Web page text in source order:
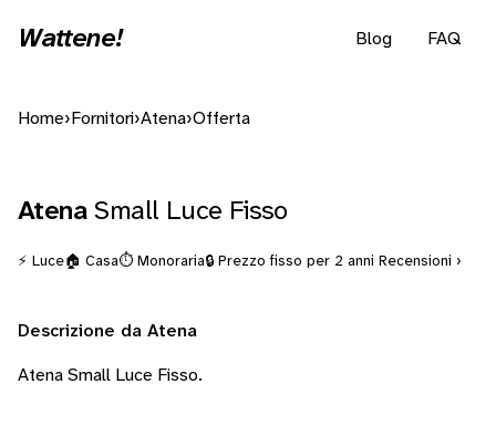
Wattene! Blog FAQ
Home› Fornitori›Atena›Offerta
Atena Small Luce Fisso
⚡ Luce🏠 Casa⏱️ Monoraria🔒 Prezzo fisso per 2 anni Recensioni ›
Descrizione da Atena
Atena Small Luce Fisso.